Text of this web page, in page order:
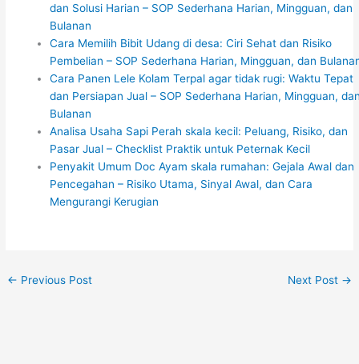
dan Solusi Harian – SOP Sederhana Harian, Mingguan, dan
Bulanan
Cara Memilih Bibit Udang di desa: Ciri Sehat dan Risiko
Pembelian – SOP Sederhana Harian, Mingguan, dan
Cara Panen Lele Kolam Terpal agar tidak rugi: Waktu Tepat
dan Persiapan Jual – SOP Sederhana Harian, Mingguan,
Bulanan
Analisa Usaha Sapi Perah skala kecil: Peluang, Risiko, dan
Pasar Jual – Checklist Praktik untuk Peternak Kecil
Penyakit Umum Doc Ayam skala rumahan: Gejala Awal dan
Pencegahan – Risiko Utama, Sinyal Awal, dan Cara
Mengurangi Kerugian
← Previous Post Next Post →